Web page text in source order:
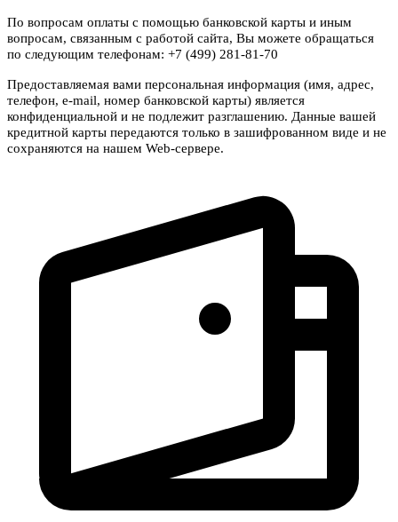
По вопросам оплаты с помощью банковской карты и иным
вопросам, связанным с работой сайта, Вы можете обращаться
по следующим телефонам: +7 (499) 281-81-70
Предоставляемая вами персональная информация (имя, адрес,
телефон, e-mail, номер банковской карты) является
конфиденциальной и не подлежит разглашению. Данные вашей
кредитной карты передаются только в зашифрованном виде и не
сохраняются на нашем Web-сервере.